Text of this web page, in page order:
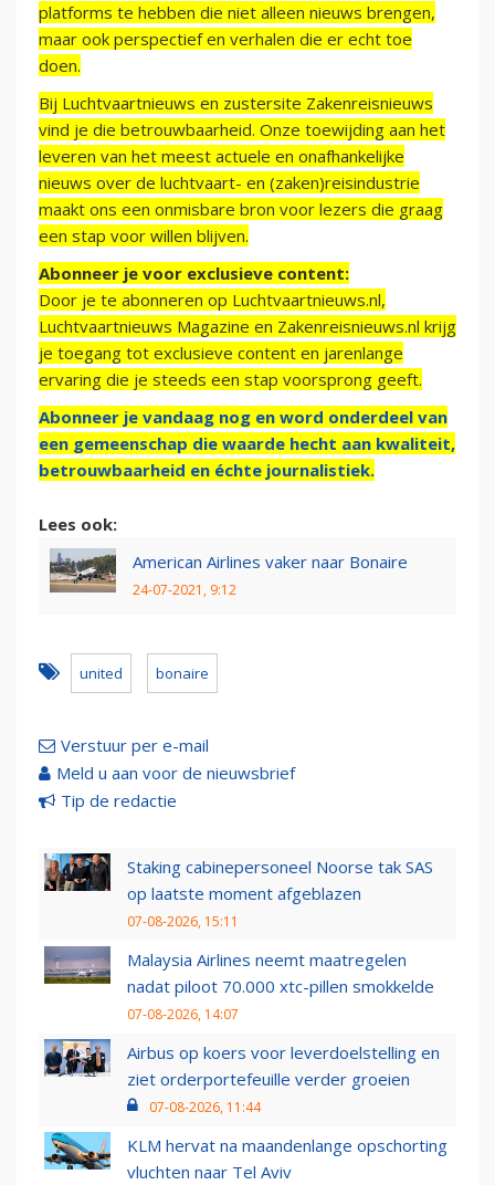
platforms te hebben die niet alleen nieuws brengen,
maar ook perspectief en verhalen die er echt toe
doen.
Bij Luchtvaartnieuws en zustersite Zakenreisnieuws
vind je die betrouwbaarheid. Onze toewijding aan het
leveren van het meest actuele en onafhankelijke
nieuws over de luchtvaart- en (zaken)reisindustrie
maakt ons een onmisbare bron voor lezers die graag
een stap voor willen blijven.
Abonneer je voor exclusieve content:
Door je te abonneren op Luchtvaartnieuws.nl,
Luchtvaartnieuws Magazine en Zakenreisnieuws.nl krijg
je toegang tot exclusieve content en jarenlange
ervaring die je steeds een stap voorsprong geeft.
Abonneer je vandaag nog en word onderdeel van
een gemeenschap die waarde hecht aan kwaliteit,
betrouwbaarheid en échte journalistiek.
Lees ook:
American Airlines vaker naar Bonaire
24-07-2021, 9:12
united bonaire
Verstuur per e-mail
Meld u aan voor de nieuwsbrief
Tip de redactie
Staking cabinepersoneel Noorse tak SAS
op laatste moment afgeblazen
07-08-2026, 15:11
Malaysia Airlines neemt maatregelen
nadat piloot 70.000 xtc-pillen smokkelde
07-08-2026, 14:07
Airbus op koers voor leverdoelstelling en
ziet orderportefeuille verder groeien
07-08-2026, 11:44
KLM hervat na maandenlange opschorting
vluchten naar Tel Aviv